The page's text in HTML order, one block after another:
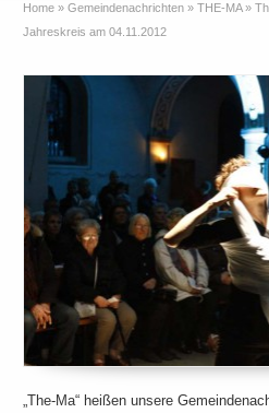
Home » Gemeindenachrichten » THE-MA »
Jahreskreis am 04.11.2012
„The-Ma“ heißen unsere